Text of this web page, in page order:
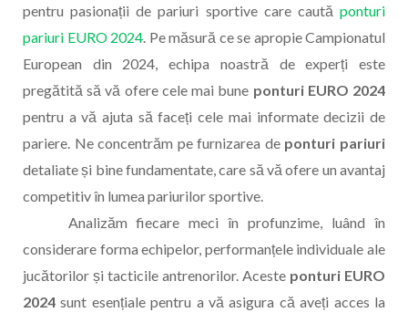
pentru pasionații de pariuri sportive care caută ponturi
pariuri EURO 2024. Pe măsură ce se apropie Campionatul
European din 2024, echipa noastră de experți este
pregătită să vă ofere cele mai bune ponturi EURO 2024
pentru a vă ajuta să faceți cele mai informate decizii de
pariere. Ne concentrăm pe furnizarea de ponturi pariuri
detaliate și bine fundamentate, care să vă ofere un avantaj
competitiv în lumea pariurilor sportive.
Analizăm fiecare meci în profunzime, luând în
considerare forma echipelor, performanțele individuale ale
jucătorilor și tacticile antrenorilor. Aceste ponturi EURO
2024 sunt esențiale pentru a vă asigura că aveți acces la